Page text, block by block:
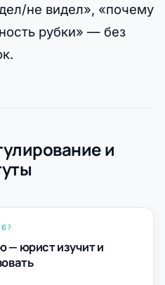
не видел», «почему
рубки» — без
и
— юрист изучит и